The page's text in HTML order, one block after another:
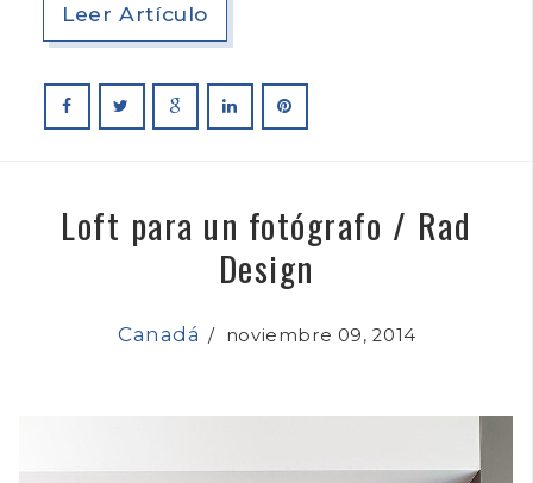
Leer Artículo
Loft para un fotógrafo / Rad
Design
Canadá /noviembre 09, 2014